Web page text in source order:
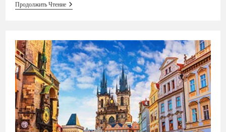
Продолжить ЧтениеПРАГА